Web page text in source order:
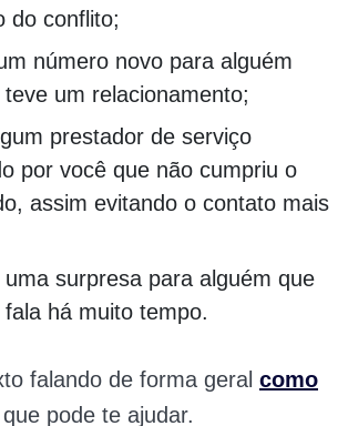
do conflito;
número novo para alguém
um relacionamento;
prestador de serviço
por você que não cumpriu o
assim evitando o contato mais
surpresa para alguém que
há muito tempo.
falando de forma geral como
que pode te ajudar.